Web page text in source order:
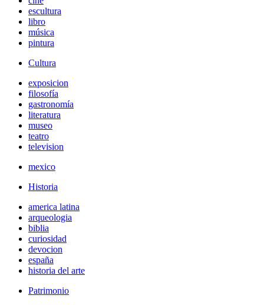
escultura
libro
música
pintura
Cultura
exposicion
filosofía
gastronomía
literatura
museo
teatro
television
mexico
Historia
america latina
arqueologia
biblia
curiosidad
devocion
españa
historia del arte
Patrimonio